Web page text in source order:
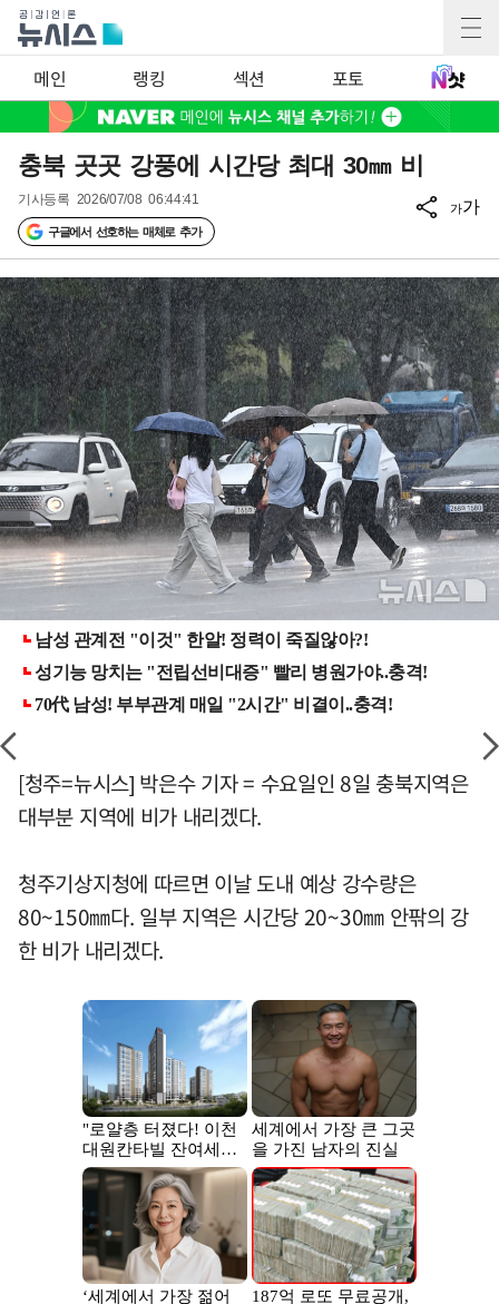
메인 랭킹 섹션 포토
충북 곳곳 강풍에 시간당 최대 30㎜ 비
기사등록 2026/07/08 06:44:41
구글에서 선호하는 매체로 추가
가가
[청주=뉴시스] 박은수 기자 = 수요일인 8일 충북지역은
대부분 지역에 비가 내리겠다.
청주기상지청에 따르면 이날 도내 예상 강수량은
80~150㎜다. 일부 지역은 시간당 20~30㎜ 안팎의 강
한 비가 내리겠다.